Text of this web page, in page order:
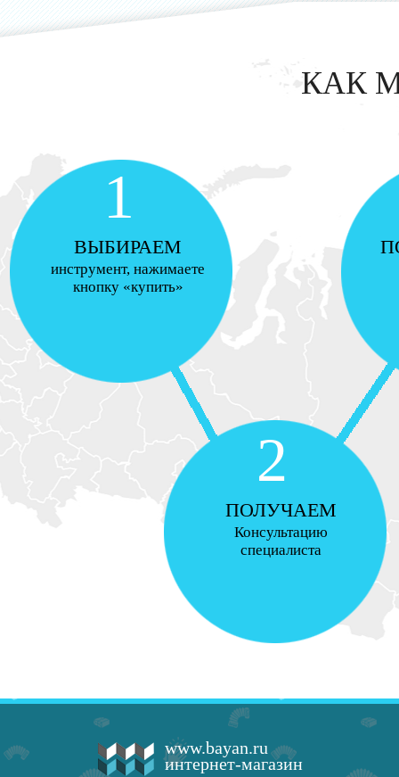
КАК
1
ВЫБИРАЕМ
инструмент, нажимаете
кнопку «купить»
2
ПОЛУЧАЕМ
Консультацию
специалиста
www.bayan.ru
интернет-магазин